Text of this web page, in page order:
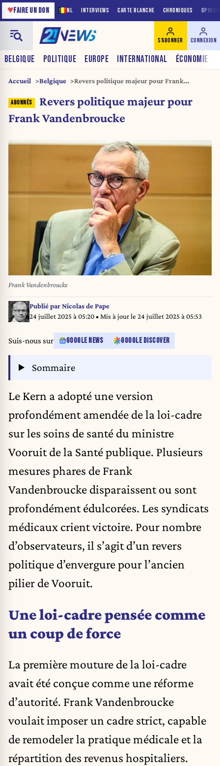
NL INTERVIEWS CARTE BLANCHE CHRONIQUES
♥FAIRE UN DON
BELGIQUE POLITIQUE EUROPE INTERNATIONAL ÉCONOMIE
S'ABONNER CONNEXION
Accueil Belgique
Revers politique majeur pour Frank
Revers politique majeur pour
Frank Vandenbroucke
Frank Vandenbroucke
Publié parNicolas de Pape
24 juillet 2025 à 05:20• Mis à jour le 24 juillet 2025 à 05:53
Suis-nous sur GOOGLE NEWS GOOGLE DISCOVER
Sommaire
Le Kern a adopté une version
profondément amendée de la loi-cadre
sur les soins de santé du ministre
Vooruit de la Santé publique. Plusieurs
mesures phares de Frank
Vandenbroucke disparaissent ou sont
profondément édulcorées. Les syndicats
médicaux crient victoire. Pour nombre
d’observateurs, il s’agit d’un revers
politique d’envergure pour l’ancien
pilier de Vooruit.
Une loi-cadre pensée comme
un coup de force
La première mouture de la loi-cadre
avait été conçue comme une réforme
d’autorité. Frank Vandenbroucke
voulait imposer un cadre strict, capable
de remodeler la pratique médicale et la
répartition des revenus hospitaliers.